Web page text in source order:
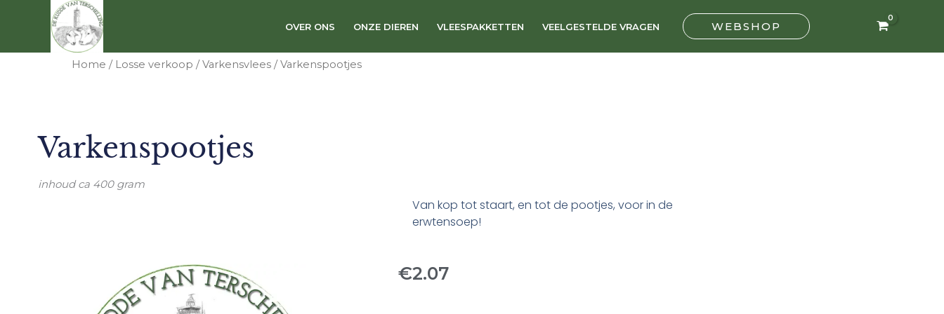
OVER ONS ONZE DIEREN VLEESPAKKETTEN VEELGESTELDE VRAGEN WEBSHOP
Home / Losse verkoop /Varkensvlees / Varkenspootjes
Varkenspootjes
inhoud ca 400 gram
Van kop tot staart, en tot de pootjes, voor in de
erwtensoep!
€2.07